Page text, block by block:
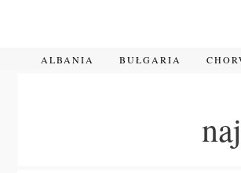
ALBANIA BUŁGARIA